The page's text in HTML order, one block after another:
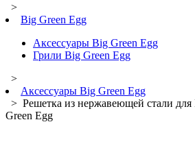
>
Big Green Egg
Аксессуары Big Green Egg
Грили Big Green Egg
>
Аксессуары Big Green Egg
> Решетка из нержавеющей стали
Green Egg